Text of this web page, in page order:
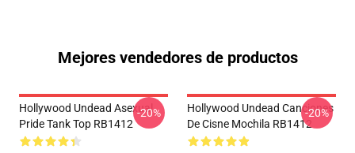
Mejores vendedores de productos
Hollywood Undead Asexual
Pride Tank Top RB1412
-20%
Hollywood Undead Canciones
De Cisne Mochila RB1412
-20%